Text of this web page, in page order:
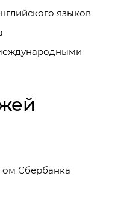
языков
Сбербанка